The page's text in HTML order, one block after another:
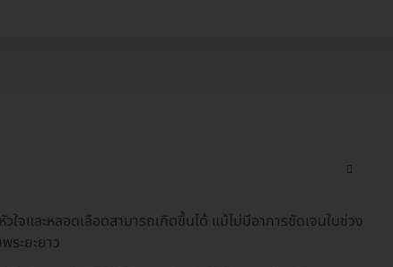
ใจและหลอดเลือดสามารถเกิดขึ้นได้ แม้ไม่มีอาการชัดเจนในช่วง
ระยะยาว